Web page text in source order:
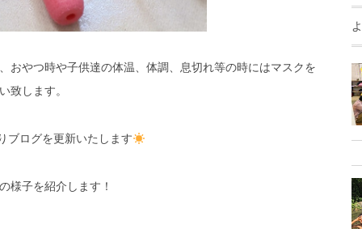
おやつ時や子供達の体温、体調、息切れ等の時にはマスクを
致します。
ブログを更新いたします
様子を紹介します！